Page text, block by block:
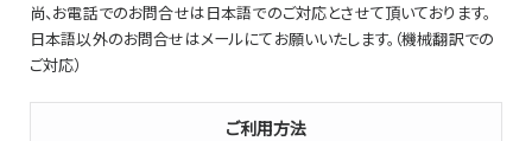
尚、お電話でのお問合せは日本語でのご対応とさせて頂いております。
日本語以外のお問合せはメールにてお願いいたします。（機械翻訳での
ご対応）
ご利用方法